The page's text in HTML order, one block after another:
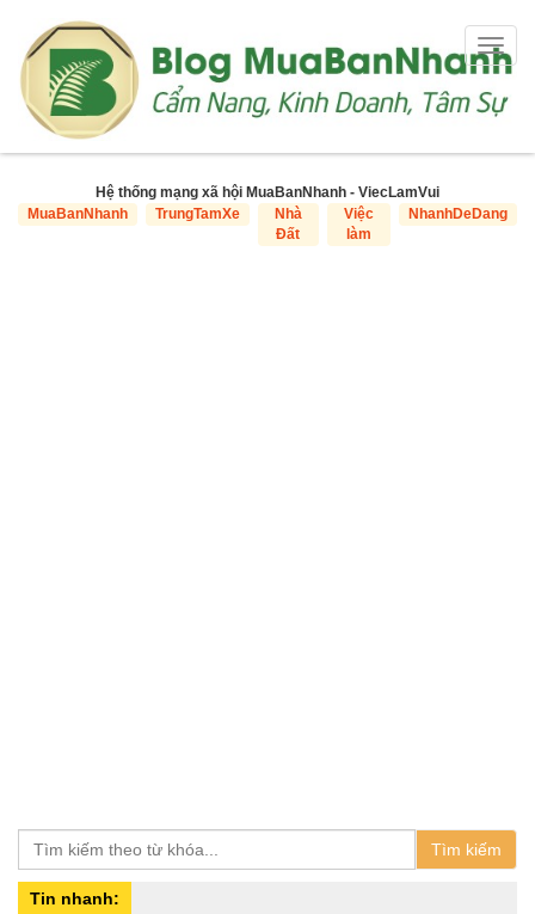
Hệ thống mạng xã hội MuaBanNhanh - ViecLamVui
MuaBanNhanh
TrungTamXe
Nhà
Đất
Việc
làm
NhanhDeDang
Tìm kiếm
Tin nhanh: